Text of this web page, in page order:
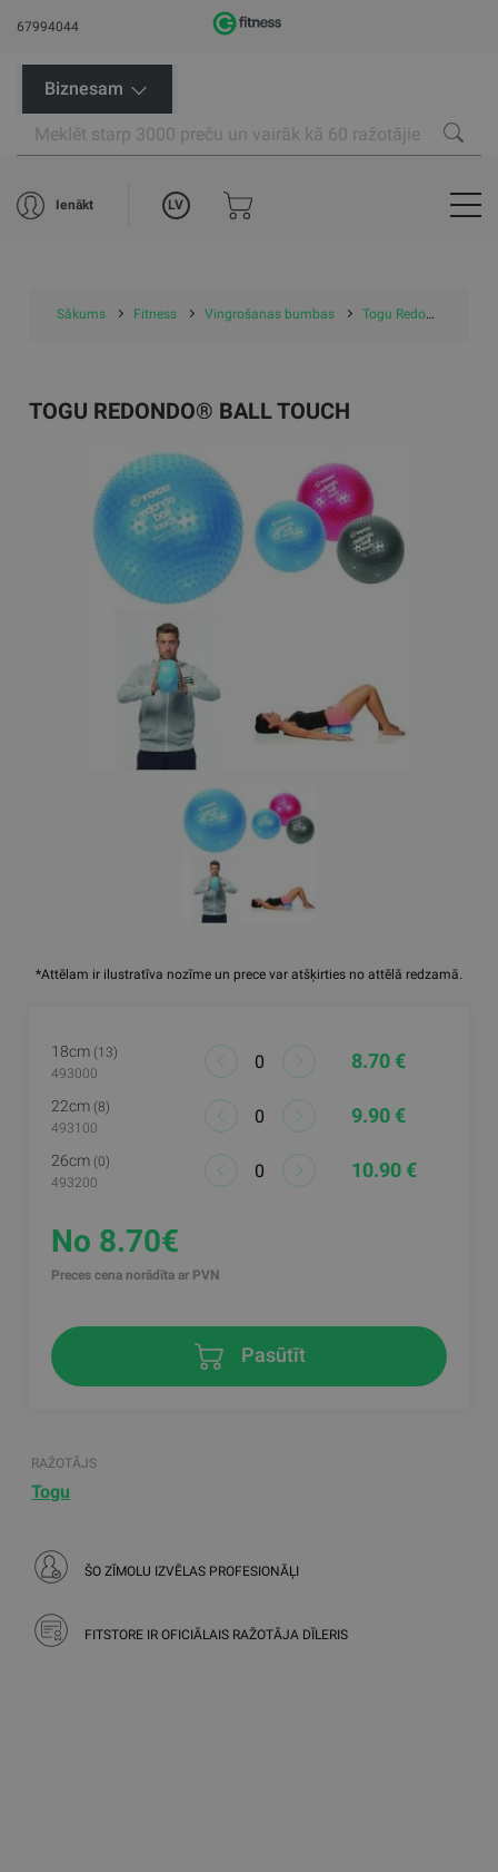
67994044
Biznesam
Ienākt LV
Sākums Fitness Vingrošanas bumbas Togu Redondo® Ball Touch
*Attēlam ir ilustratīva nozīme un prece var atšķirties no attēlā redzamā.
TOGU REDONDO® BALL TOUCH
18cm (13)
493000
8.70 €
22cm (8)
493100
9.90 €
26cm (0)
493200
10.90 €
No 8.70€
Preces cena norādīta ar PVN
Pasūtīt
RAŽOTĀJS
Togu
ŠO ZĪMOLU IZVĒLAS PROFESIONĀĻI
FITSTORE IR OFICIĀLAIS RAŽOTĀJA DĪLERIS